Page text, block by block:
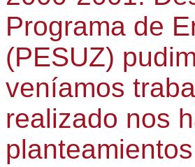
Programa de
(PESUZ)
veníamos
realizado nos